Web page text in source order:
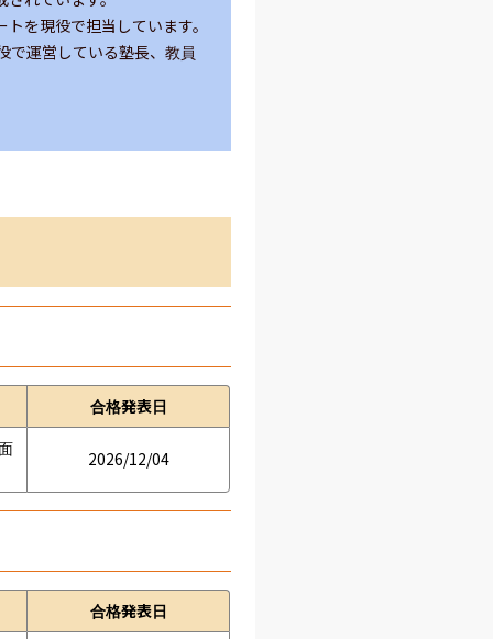
を現役で担当しています。
で運営している塾長、教員
合格発表日
2026/12/04
合格発表日